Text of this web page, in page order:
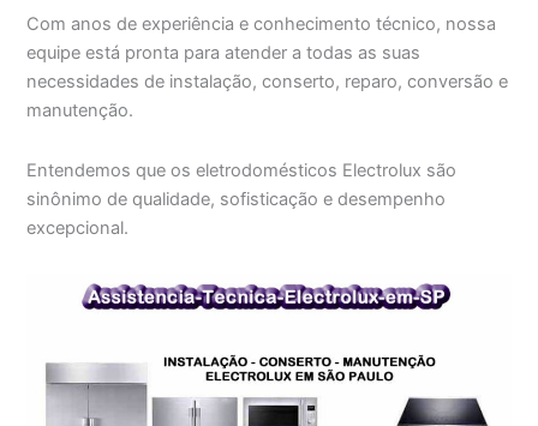
Com anos de experiência e conhecimento técnico, nossa
equipe está pronta para atender a todas as suas
necessidades de instalação, conserto, reparo, conversão e
manutenção.
Entendemos que os eletrodomésticos Electrolux são
sinônimo de qualidade, sofisticação e desempenho
excepcional.